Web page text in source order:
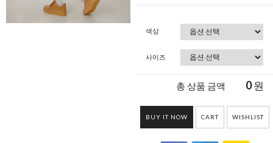
색상
사이즈
총 상품 금액 0원
BUY IT NOW CART WISHLIST